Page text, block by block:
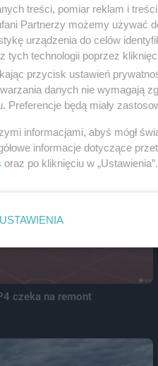
zewnętrzne
czeka na remont
treści, pomiar reklam i
Partnerzy możemy używać
urządzenia do celów
tych technologii poprzez
przycisk ustawień
danych nie wymagają
Preferencje będą miały
informacjami, abyś mógł
informacje dotyczące
oraz po kliknięciu w „Ustawienia”.
USTAWIENIA